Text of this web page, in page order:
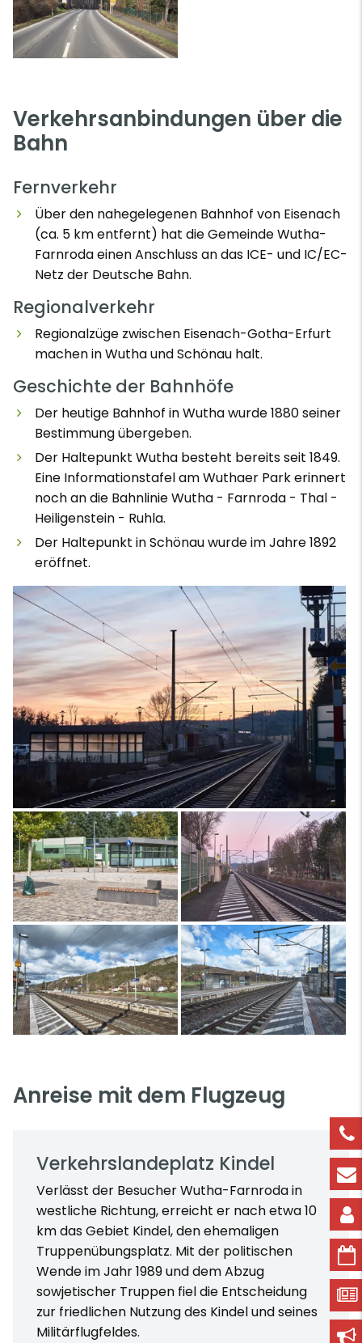
Verkehrsanbindungen über die
Bahn
Fernverkehr
Über den nahegelegenen Bahnhof von Eisenach
(ca. 5 km entfernt) hat die Gemeinde Wutha-
Farnroda einen Anschluss an das ICE- und IC/EC-
Netz der Deutsche Bahn.
Regionalverkehr
Regionalzüge zwischen Eisenach-Gotha-Erfurt
machen in Wutha und Schönau halt.
Geschichte der Bahnhöfe
Der heutige Bahnhof in Wutha wurde 1880 seiner
Bestimmung übergeben.
Der Haltepunkt Wutha besteht bereits seit 1849.
Eine Informationstafel am Wuthaer Park erinnert
noch an die Bahnlinie Wutha - Farnroda - Thal -
Heiligenstein - Ruhla.
Der Haltepunkt in Schönau wurde im Jahre 1892
eröffnet.
Anreise mit dem Flugzeug
Verkehrslandeplatz Kindel
Verlässt der Besucher Wutha-Farnroda in
westliche Richtung, erreicht er nach etwa 10
km das Gebiet Kindel, den ehemaligen
Truppenübungsplatz. Mit der politischen
Wende im Jahr 1989 und dem Abzug
sowjetischer Truppen fiel die Entscheidung
zur friedlichen Nutzung des Kindel und seines
Militärflugfeldes.